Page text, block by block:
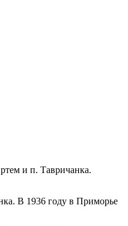
и п. Тавричанка.
В 1936 году в Приморье